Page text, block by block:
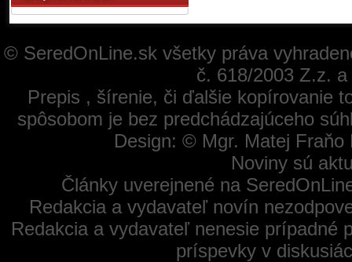
© SeredOnLine.sk všetky práva
č. 618/2003 Z.z.
Prepis , šírenie, či ďalšie kopírovanie
spôsobom je bez predchádzajúceho
Design: © Mgr. Matej
Noviny sú
Články uverejnené na
Redakcia a vydavateľ novín
Redakcia a vydavateľ nenesie prípadné
príspevky v